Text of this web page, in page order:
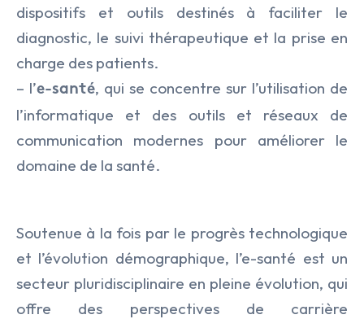
dispositifs et outils destinés à faciliter le
diagnostic, le suivi thérapeutique et la prise en
charge des patients.
– l’e-santé, qui se concentre sur l’utilisation de
l’informatique et des outils et réseaux de
communication modernes pour améliorer le
domaine de la santé.
Soutenue à la fois par le progrès technologique
et l’évolution démographique, l’e-santé est un
secteur pluridisciplinaire en pleine évolution, qui
offre des perspectives de carrière
LE CABINET
Présentation
NOS EXPERTISES
Executive Search
Management de Transition &
Armement & Sécurité
NOS OFFRES
Contact